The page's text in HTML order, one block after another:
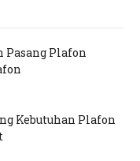
Pasang Plafon
Kebutuhan Plafon